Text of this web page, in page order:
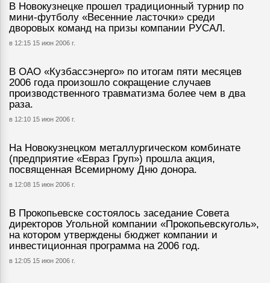
В Новокузнецке прошел традиционный турнир по
мини-футболу «Весенние ласточки» среди
дворовых команд на призы компании РУСАЛ.
в 12:15 15 июн 2006 г.
В ОАО «Кузбассэнерго» по итогам пяти месяцев
2006 года произошло сокращение случаев
производственного травматизма более чем в два
раза.
в 12:10 15 июн 2006 г.
На Новокузнецком металлургическом комбинате
(предприятие «Евраз Груп») прошла акция,
посвященная Всемирному Дню донора.
в 12:08 15 июн 2006 г.
В Прокопьевске состоялось заседание Совета
директоров Угольной компании «Прокопьевскуголь»,
на котором утверждены бюджет компании и
инвестиционная программа на 2006 год.
в 12:05 15 июн 2006 г.